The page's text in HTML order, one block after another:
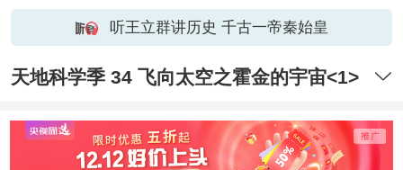
听王立群讲历史 千古一帝秦始皇
天地科学季 34 飞向太空之霍金的宇宙<1>